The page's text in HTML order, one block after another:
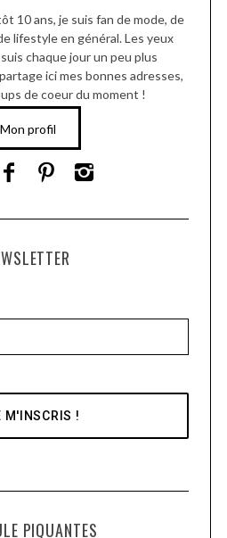
10 ans, je suis fan de mode, de
lifestyle en général. Les yeux
chaque jour un peu plus
ici mes bonnes adresses,
de coeur du moment !
Mon profil
PIQUANTES